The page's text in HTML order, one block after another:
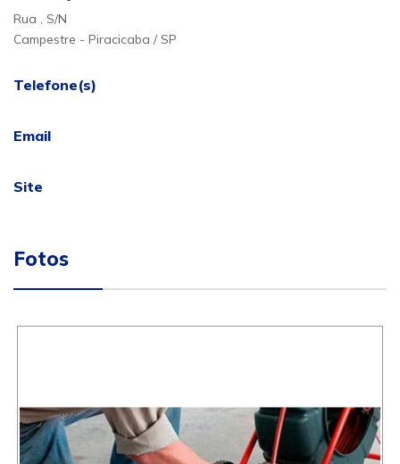
Rua , S/N
Campestre - Piracicaba / SP
Telefone(s)
Email
Site
Fotos